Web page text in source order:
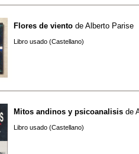
Flores de viento de Alberto Parise
Libro usado (Castellano)
Mitos andinos y psicoanalisis de
Libro usado (Castellano)